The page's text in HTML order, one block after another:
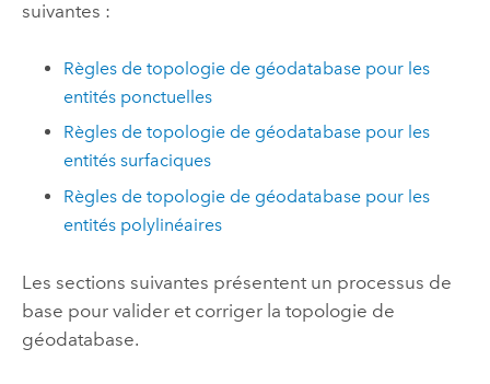
suivantes :
Règles de topologie de géodatabase pour les
entités ponctuelles
Règles de topologie de géodatabase pour les
entités surfaciques
Règles de topologie de géodatabase pour les
entités polylinéaires
Les sections suivantes présentent un processus de
base pour valider et corriger la topologie de
géodatabase.